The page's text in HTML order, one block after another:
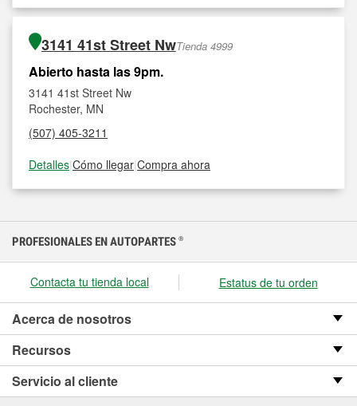
3141 41st Street NwTienda 4999
Abierto hasta las 9pm.
3141 41st Street Nw
Rochester, MN
(507) 405-3211
Detalles|Cómo llegar|Compra ahora
PROFESIONALES EN AUTOPARTES ®
Contacta tu tienda local Estatus de tu orden
Acerca de nosotros
Recursos
Servicio al cliente